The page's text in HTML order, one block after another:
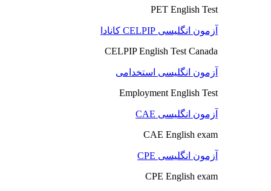
PET English Test
آزمون انگلیسی CELPIP کانادا
CELPIP English Test Canada
آزمون انگلیسی استخدامی
Employment English Test
آزمون انگلیسی CAE
CAE English exam
آزمون انگلیسی CPE
CPE English exam